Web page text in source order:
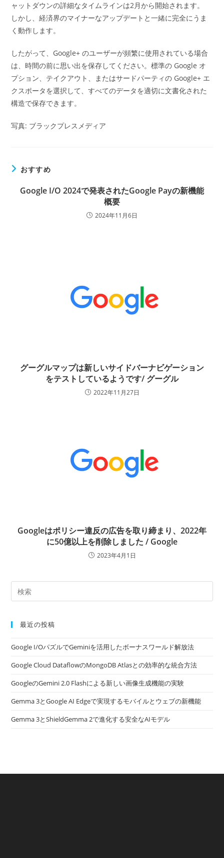
ャットダウンの詳細なタイムラインは2月から開始されます。
しかし、経済界のマイナーなアップデートと一緒に完全にうま
く動作します。
したがって、Google+ のユーザーが頻繁に使用されている場合
は、時間の前に思い出を保存してください。標準の Google オ
プション、テイクアウト、またはサードパーティの Google+ エ
クスポータを選択して、すべてのデータを適切に文書化された
構造で保存できます。
写真: ブラックプレスメディア
おすすめ
Google I/O 2024で発表されたGoogle Payの新機能
概要
2024年11月6日
グーグルマップは新しいサイドバーナビゲーション
をテストしているようです/ グーグル
2022年11月27日
Googleはポリシー違反の広告を取り締まり、2022年
に50億以上を削除しました / Google
2023年4月1日
最近の投稿
Google I/OパズルでGeminiを活用したボーナスワールド解放法
Google Cloud DataflowのMongoDB Atlasとの効率的な統合方法
GoogleのGemini 2.0 Flashによる新しい画像生成機能の実験
Gemma 3とGoogle AI Edgeで実現するモバイルとウェブの新機能
Gemma 3とShieldGemma 2で進化する安全なAIモデル